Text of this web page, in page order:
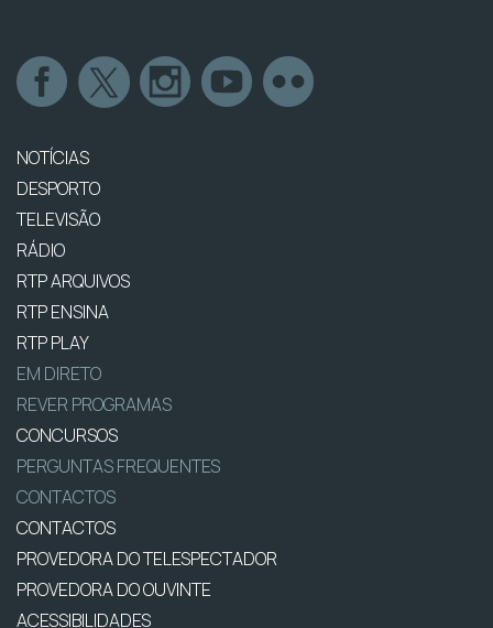
NOTÍCIAS
DESPORTO
TELEVISÃO
RÁDIO
RTP ARQUIVOS
RTP ENSINA
RTP PLAY
EM DIRETO
REVER PROGRAMAS
CONCURSOS
PERGUNTAS FREQUENTES
CONTACTOS
CONTACTOS
PROVEDORA DO TELESPECTADOR
PROVEDORA DO OUVINTE
ACESSIBILIDADES